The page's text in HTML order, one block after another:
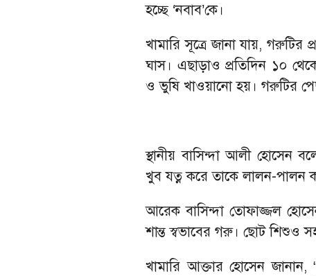
হচ্ছে ‘নবাব’কে।
খামারি সূত্রে জানা যায়, গরুটির
ঘাস। এছাড়াও প্রতিদিন ১০
ও ভুষি খাওয়ানো হয়। গরুটির
স্থানীয় বাসিন্দা আলী হোসেন
খুব যত্ন করে তাকে লালন-পালন
আরেক বাসিন্দা তোফাজ্জল
শান্ত স্বভাবের গরু। ছোট শিশুও
খামারি আক্তার হোসেন